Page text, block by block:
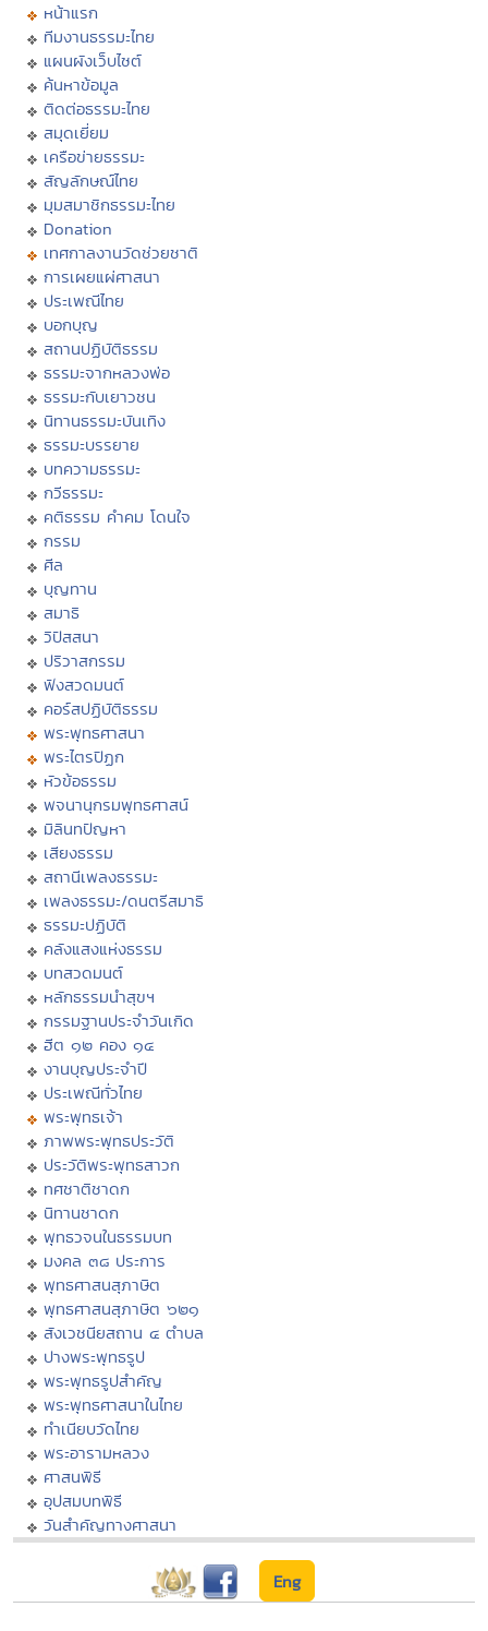
หน้าแรก
ทีมงานธรรมะไทย
แผนผังเว็บไซต์
ค้นหาข้อมูล
ติดต่อธรรมะไทย
สมุดเยี่ยม
เครือข่ายธรรมะ
สัญลักษณ์ไทย
มุมสมาชิกธรรมะไทย
Donation
เทศกาลงานวัดช่วยชาติ
การเผยแผ่ศาสนา
ประเพณีไทย
บอกบุญ
สถานปฏิบัติธรรม
ธรรมะจากหลวงพ่อ
ธรรมะกับเยาวชน
นิทานธรรมะบันเทิง
ธรรมะบรรยาย
บทความธรรมะ
กวีธรรมะ
คติธรรม คำคม โดนใจ
กรรม
ศีล
บุญทาน
สมาธิ
วิปัสสนา
ปริวาสกรรม
ฟังสวดมนต์
คอร์สปฏิบัติธรรม
พระพุทธศาสนา
พระไตรปิฏก
หัวข้อธรรม
พจนานุกรมพุทธศาสน์
มิลินทปัญหา
เสียงธรรม
สถานีเพลงธรรมะ
เพลงธรรมะ/ดนตรีสมาธิ
ธรรมะปฏิบัติ
คลังแสงแห่งธรรม
บทสวดมนต์
หลักธรรมนำสุขฯ
กรรมฐานประจำวันเกิด
ฮีต ๑๒ คอง ๑๔
งานบุญประจำปี
ประเพณีทั่วไทย
พระพุทธเจ้า
ภาพพระพุทธประวัติ
ประวัติพระพุทธสาวก
ทศชาติชาดก
นิทานชาดก
พุทธวจนในธรรมบท
มงคล ๓๘ ประการ
พุทธศาสนสุภาษิต
พุทธศาสนสุภาษิต ๖๒๑
สังเวชนียสถาน ๔ ตำบล
ปางพระพุทธรูป
พระพุทธรูปสำคัญ
พระพุทธศาสนาในไทย
ทำเนียบวัดไทย
พระอารามหลวง
ศาสนพิธี
อุปสมบทพิธี
วันสำคัญทางศาสนา
Eng